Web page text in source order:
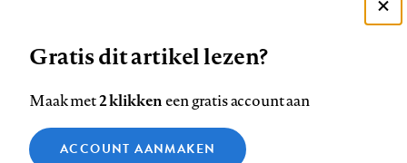
op
op
op
ons
op
Contact Colofon Disclaimer Privacy
Gratis dit artikel lezen?
Maak met2 klikkeneen gratis account aan
ACCOUNT AANMAKEN
Zie onze cookie policy